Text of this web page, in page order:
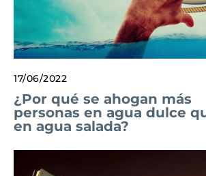
17/06/2022
¿Por qué se ahogan más
personas en agua dulce
en agua salada?